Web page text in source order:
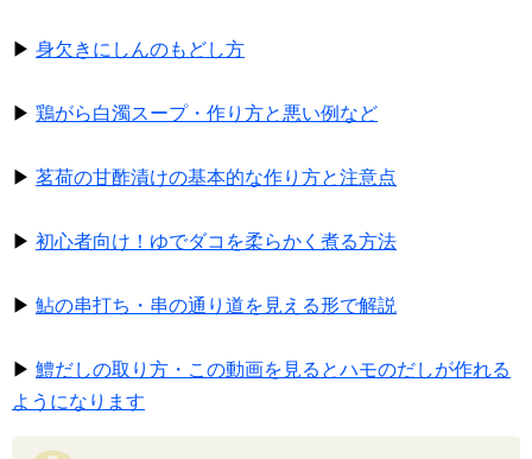
▶ 身欠きにしんのもどし方
▶ 鶏がら白濁スープ・作り方と悪い例など
▶ 茗荷の甘酢漬けの基本的な作り方と注意点
▶ 初心者向け！ゆでダコを柔らかく煮る方法
▶ 鮎の串打ち・串の通り道を見える形で解説
▶ 鱧だしの取り方・この動画を見るとハモのだしが作れる
ようになります